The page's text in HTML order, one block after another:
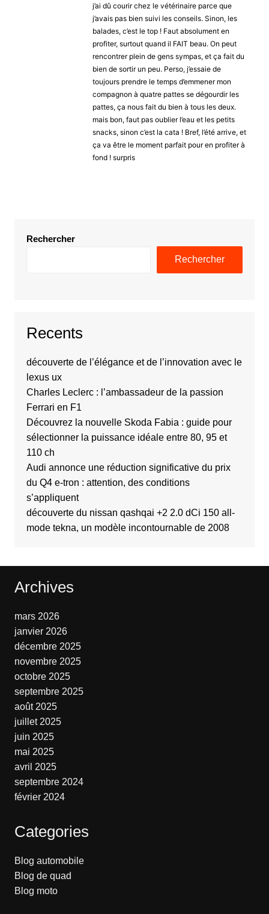
j’ai dû courir chez le vétérinaire parce que
j’avais pas bien suivi les conseils. Sinon, les
balades, c’est le top ! Faut absolument en
profiter, surtout quand il FAIT beau. On peut
rencontrer plein de gens sympas, et ça fait du
bien de sortir un peu. Perso, j’essaie de
toujours prendre le temps d’emmener mon
compagnon à quatre pattes se dégourdir les
pattes, ça nous fait du bien à tous les deux.
mais bon, faut pas oublier l’eau et les petits
snacks, sinon c’est la cata ! Bref, l’été arrive, et
ça va être le moment parfait pour en profiter à
fond ! surpris
Rechercher
Rechercher
Recents
découverte de l’élégance et de l’innovation avec le
lexus ux
Charles Leclerc : l’ambassadeur de la passion
Ferrari en F1
Découvrez la nouvelle Skoda Fabia : guide pour
sélectionner la puissance idéale entre 80, 95 et
110 ch
Audi annonce une réduction significative du prix
du Q4 e-tron : attention, des conditions
s’appliquent
découverte du nissan qashqai +2 2.0 dCi 150 all-
mode tekna, un modèle incontournable de 2008
Archives
mars 2026
janvier 2026
décembre 2025
novembre 2025
octobre 2025
septembre 2025
août 2025
juillet 2025
juin 2025
mai 2025
avril 2025
septembre 2024
février 2024
Categories
Blog automobile
Blog de quad
Blog moto